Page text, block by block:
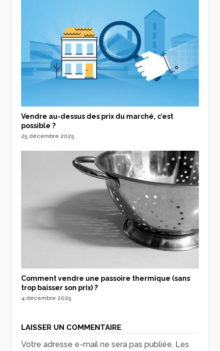
Vendre au-dessus des prix du marché, c’est
possible ?
25 décembre 2025
Comment vendre une passoire thermique (sans
trop baisser son prix) ?
4 décembre 2025
LAISSER UN COMMENTAIRE
Votre adresse e-mail ne sera pas publiée. Les